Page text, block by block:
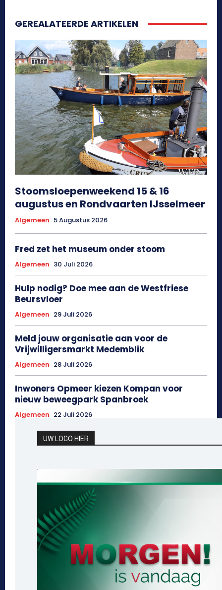
GEREALATEERDE ARTIKELEN
Stoomsloepenweekend 15 & 16
augustus en Rondvaarten IJsselmeer
Algemeen 5 Augustus 2026
Fred zet het museum onder stoom
Algemeen 30 Juli 2026
Hulp nodig? Doe mee aan de Westfriese
Beursvloer
Algemeen 29 Juli 2026
Meld jouw organisatie aan voor de
Vrijwilligersmarkt Medemblik
Algemeen 28 Juli 2026
Inwoners Opmeer kiezen Kompan voor
nieuw beweegpark Spanbroek
Algemeen 22 Juli 2026
UW LOGO HIER